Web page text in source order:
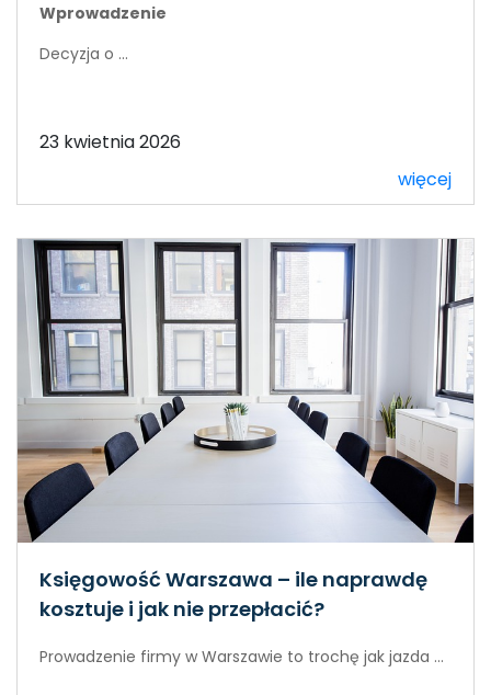
Wprowadzenie
Decyzja o ...
23 kwietnia 2026
więcej
Księgowość Warszawa – ile naprawdę
kosztuje i jak nie przepłacić?
Prowadzenie firmy w Warszawie to trochę jak jazda ...